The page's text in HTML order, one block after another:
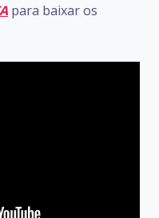
para baixaros